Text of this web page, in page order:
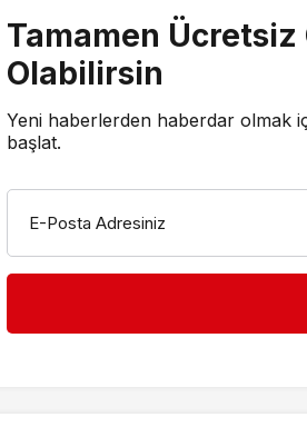
Tamamen
Olabilirsin
Yeni haberlerden haberdar olmak
başlat.
E-Posta Adresiniz